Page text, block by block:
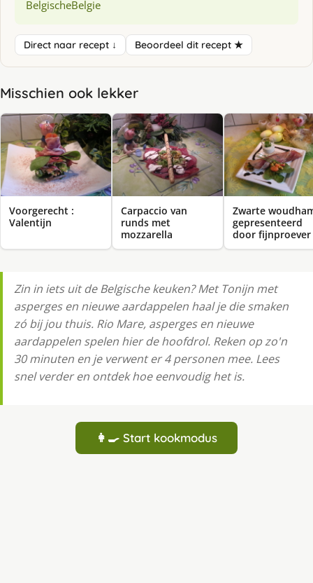
BelgischeBelgie
Direct naar recept ↓ Beoordeel dit recept ★
Misschien ook lekker
Voorgerecht :
Valentijn
Carpaccio van
runds met
mozzarella
Zwarte
gepresenteerd
door fijnproever
Zin in iets uit de Belgische keuken? Met Tonijn met
asperges en nieuwe aardappelen haal je die smaken
zó bij jou thuis. Rio Mare, asperges en nieuwe
aardappelen spelen hier de hoofdrol. Reken op zo'n
30 minuten en je verwent er 4 personen mee. Lees
snel verder en ontdek hoe eenvoudig het is.
👩‍🍳 Start kookmodus